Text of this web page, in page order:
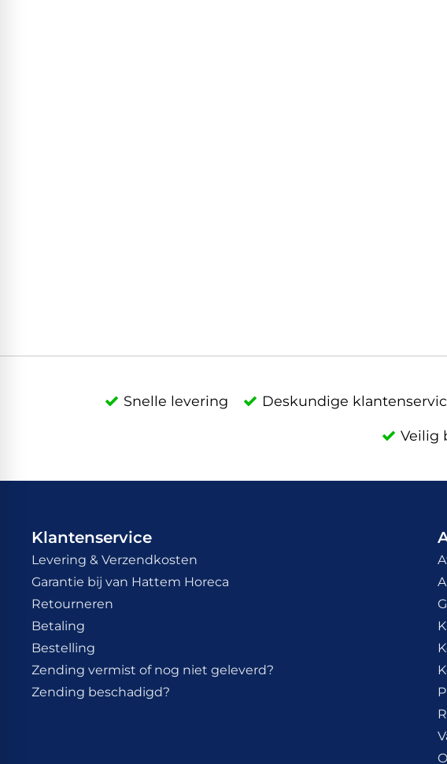
Snelle levering Deskundige
Veilig
Klantenservice
Levering & Verzendkosten
Garantie bij van Hattem Horeca
Retourneren
Betaling
Bestelling
Zending vermist of nog niet geleverd?
Zending beschadigd?